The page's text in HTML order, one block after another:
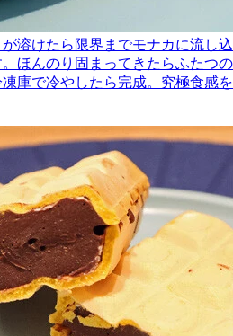
溶けたら限界までモナカに流し込
ほんのり固まってきたらふたつの
庫で冷やしたら完成。究極食感を